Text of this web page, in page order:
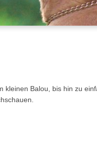
kleinen Balou, bis hin zu